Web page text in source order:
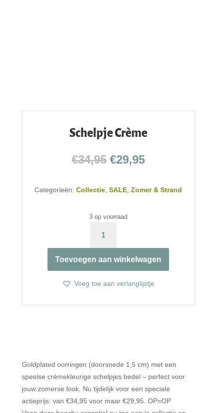
Schelpje Crème
€34,95 Oorspronkelijke
prijs
€34,95.
€29,95Huidige
€29,95.
Categorieën:Collectie ,SALE ,Zomer & Strand
3 op voorraad
CRÈME
AANTAL
Toevoegen aan winkelwagen
Voeg toe aan verlanglijstje
Goldplated oorringen (doorsnede 1,5 cm) met een
speelse crèmekleurige schelpjes bedel – perfect voor
jouw zomerse look. Nu tijdelijk voor een speciale
actieprijs: van €34,95 voor maar €29,95. OP=OP